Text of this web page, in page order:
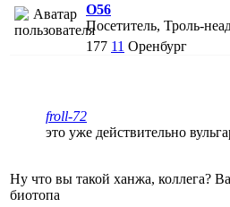
O56
Посетитель, Троль-
177 11 Оренбург
froll-72
это уже действительно
Ну что вы такой ханжа, коллега?
биотопа